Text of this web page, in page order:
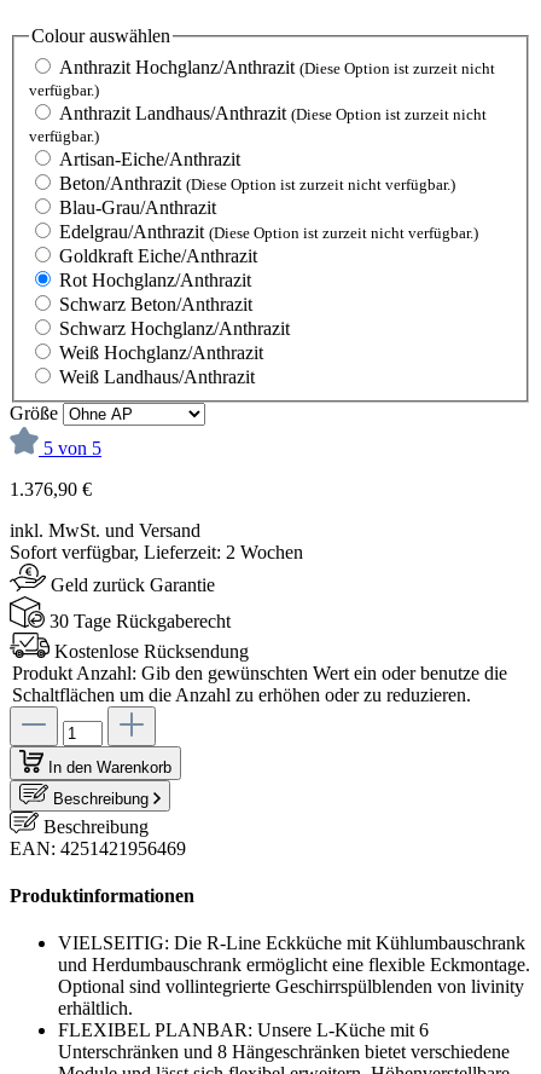
Colourauswählen
Anthrazit Hochglanz/Anthrazit (Diese Option ist zurzeit nicht
verfügbar.)
Anthrazit Landhaus/Anthrazit (Diese Option ist zurzeit nicht
verfügbar.)
Artisan-Eiche/Anthrazit
Beton/Anthrazit (Diese Option ist zurzeit nicht verfügbar.)
Blau-Grau/Anthrazit
Edelgrau/Anthrazit (Diese Option ist zurzeit nicht verfügbar.)
Goldkraft Eiche/Anthrazit
Rot Hochglanz/Anthrazit
Schwarz Beton/Anthrazit
Schwarz Hochglanz/Anthrazit
Weiß Hochglanz/Anthrazit
Weiß Landhaus/Anthrazit
Größe
5 von 5
1.376,90 €
inkl. MwSt. und Versand
Sofort verfügbar, Lieferzeit: 2 Wochen
Geld zurück Garantie
30 Tage Rückgaberecht
Kostenlose Rücksendung
Produkt Anzahl: Gib den gewünschten Wert ein oder benutze die
Schaltflächen um die Anzahl zu erhöhen oder zu reduzieren.
In den Warenkorb
Beschreibung
Beschreibung
EAN: 4251421956469
Produktinformationen
VIELSEITIG: Die R-Line Eckküche mit Kühlumbauschrank
und Herdumbauschrank ermöglicht eine flexible Eckmontage.
Optional sind vollintegrierte Geschirrspülblenden von livinity
erhältlich.
FLEXIBEL PLANBAR: Unsere L-Küche mit 6
Unterschränken und 8 Hängeschränken bietet verschiedene